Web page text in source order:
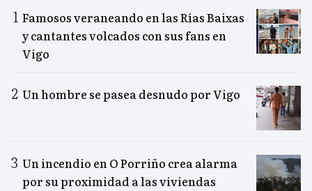
Famosos veraneando en las Rías Baixas
y cantantes volcados con sus fans en
Vigo
Un hombre se pasea desnudo por Vigo
Un incendio en O Porriño crea alarma
por su proximidad a las viviendas